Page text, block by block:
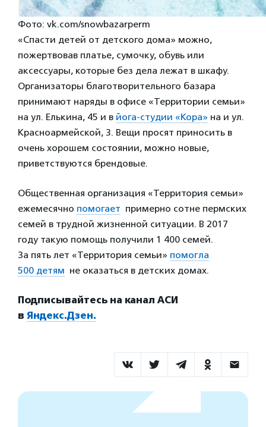
Фото: vk.com/snowbazarperm
«Спасти детей от детского дома» можно,
пожертвовав платье, сумочку, обувь или
аксессуары, которые без дела лежат в шкафу.
Организаторы благотворительного базара
принимают наряды в офисе «Территории семьи»
на ул. Елькина, 45 и в йога-студии «Кора» на и ул.
Красноармейской, 3. Вещи просят приносить в
очень хорошем состоянии, можно новые,
приветствуются брендовые.
Общественная организация «Территория семьи»
ежемесячно помогает примерно сотне пермских
семей в трудной жизненной ситуации. В 2017
году такую помощь получили 1 400 семей.
За пять лет «Территория семьи» помогла
500 детям не оказаться в детских домах.
Подписывайтесь на канал АСИ
в Яндекс.Дзен.